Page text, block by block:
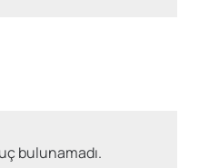
bulunamadı.